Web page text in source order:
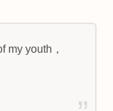
my youth，